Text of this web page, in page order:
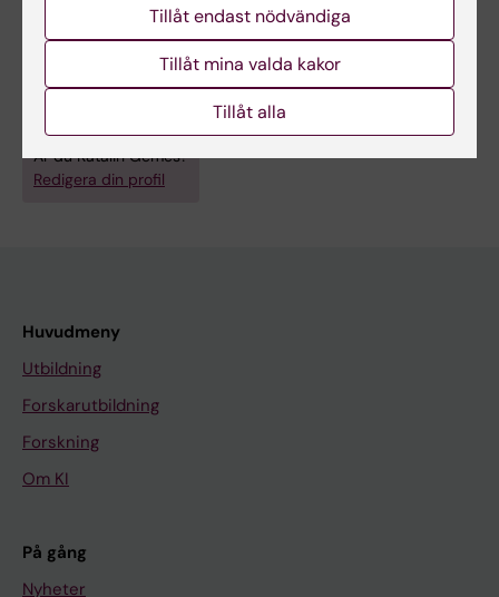
Forskningsområden:
Är du Katalin Gémes?
Redigera din profil
Huvudmeny
Utbildning
Forskarutbildning
Forskning
Om KI
På gång
Nyheter
Tillåt endast nödvändiga
Tillåt mina valda kakor
Tillåt alla